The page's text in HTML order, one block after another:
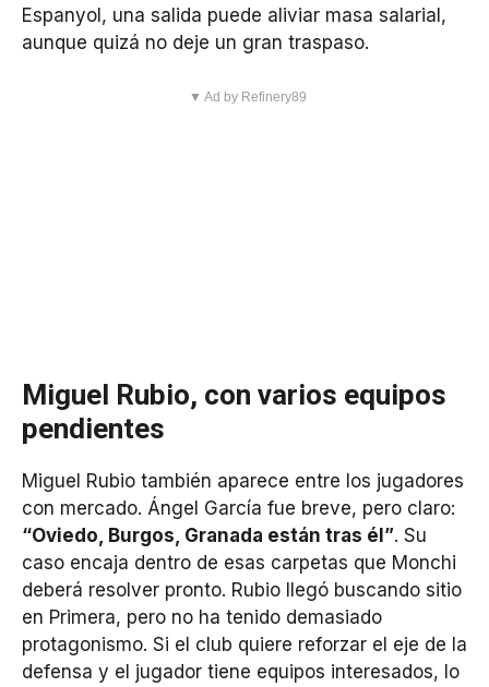
Espanyol, una salida puede aliviar masa salarial,
aunque quizá no deje un gran traspaso.
▼ Ad by Refinery89
Miguel Rubio, con varios equipos
pendientes
Miguel Rubio también aparece entre los jugadores
con mercado. Ángel García fue breve, pero claro:
“Oviedo, Burgos, Granada están tras él”. Su
caso encaja dentro de esas carpetas que Monchi
deberá resolver pronto. Rubio llegó buscando sitio
en Primera, pero no ha tenido demasiado
protagonismo. Si el club quiere reforzar el eje de la
defensa y el jugador tiene equipos interesados, lo